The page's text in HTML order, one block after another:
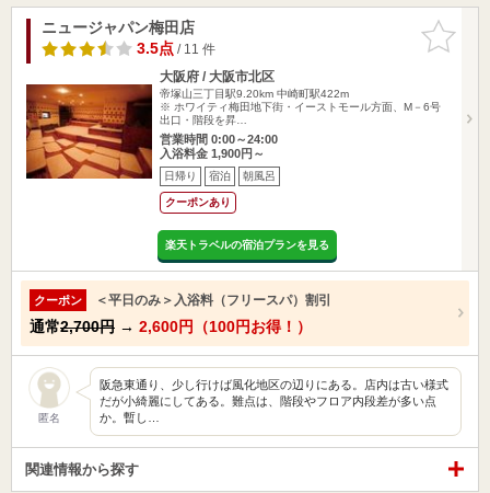
お気に入
りに追加
ニュージャパン梅田店
3.5点/ 11 件
大阪府 / 大阪市北区
帝塚山三丁目駅9.20km 中崎町駅422m
※ ホワイティ梅田地下街・イーストモール方面、M－6号
出口・階段を昇…
営業時間 0:00～24:00
入浴料金 1,900円～
日帰り 宿泊 朝風呂
クーポンあり
楽天トラベルの宿泊プランを見る
クーポン ＜平日のみ＞入浴料（フリースパ）割引
通常2,700円 → 2,600円（100円お得！）
匿名
阪急東通り、少し行けば風化地区の辺りにある。店内は古い様式
だが小綺麗にしてある。難点は、階段やフロア内段差が多い点
か。暫し…
関連情報から探す